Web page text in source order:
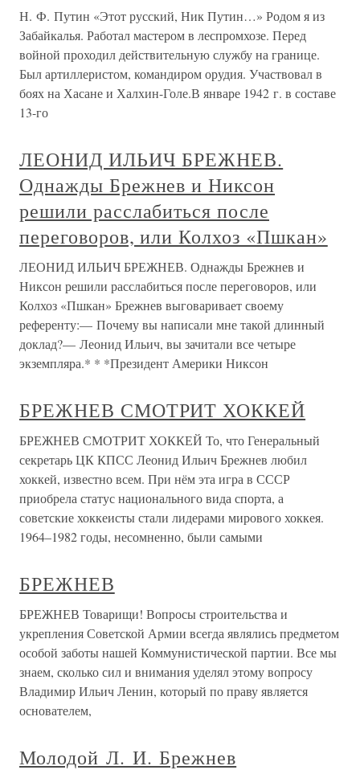
Н. Ф. Путин «Этот русский, Ник Путин…» Родом я из
Забайкалья. Работал мастером в леспромхозе. Перед
войной проходил действительную службу на границе.
Был артиллеристом, командиром орудия. Участвовал в
боях на Хасане и Халхин-Голе.В январе 1942 г. в составе
13-го
ЛЕОНИД ИЛЬИЧ БРЕЖНЕВ.
Однажды Брежнев и Никсон
решили расслабиться после
переговоров, или Колхоз «Пшкан»
ЛЕОНИД ИЛЬИЧ БРЕЖНЕВ. Однажды Брежнев и
Никсон решили расслабиться после переговоров, или
Колхоз «Пшкан» Брежнев выговаривает своему
референту:— Почему вы написали мне такой длинный
доклад?— Леонид Ильич, вы зачитали все четыре
экземпляра.* * *Президент Америки Никсон
БРЕЖНЕВ СМОТРИТ ХОККЕЙ
БРЕЖНЕВ СМОТРИТ ХОККЕЙ То, что Генеральный
секретарь ЦК КПСС Леонид Ильич Брежнев любил
хоккей, известно всем. При нём эта игра в СССР
приобрела статус национального вида спорта, а
советские хоккеисты стали лидерами мирового хоккея.
1964–1982 годы, несомненно, были самыми
БРЕЖНЕВ
БРЕЖНЕВ Товарищи! Вопросы строительства и
укрепления Советской Армии всегда являлись предметом
особой заботы нашей Коммунистической партии. Все мы
знаем, сколько сил и внимания уделял этому вопросу
Владимир Ильич Ленин, который по праву является
основателем,
Молодой Л. И. Брежнев